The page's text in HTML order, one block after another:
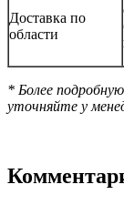
Доставка по
области
* Более
уточняйте у